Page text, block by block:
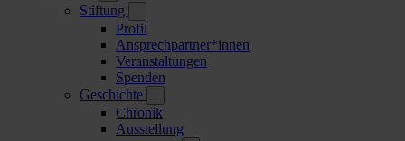
Stiftung
Profil
Ansprechpartner*innen
Veranstaltungen
Spenden
Geschichte
Chronik
Ausstellung